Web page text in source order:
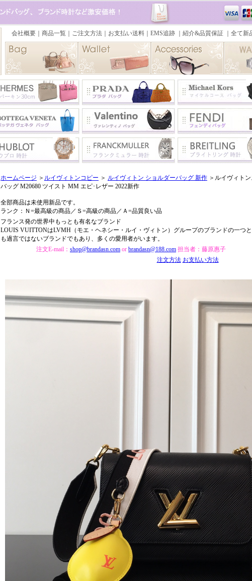
ホームページ ＞ ルイヴィトンコピー ＞ ルイヴィトン ショルダーバッグ 新作 ＞ルイヴィト
バッグ M20680 ツイスト MM エピ･レザー 2022新作
全部商品は未使用新品です。
ランク：Ｎ=最高級の商品／Ｓ=高級の商品／Ａ=品質良い品
フランス発の世界中もっとも有名なブランド
LOUIS VUITTONはLVMH（モエ・ヘネシー・ルイ・ヴィトン）グループのブランドの一つ
も過言ではないブランドでもあり、多くの愛用者がいます。
注文E-mail： shop@brandasn.com or brandasn@188.com 担当者：藤原惠子
注文方法 お支払い方法